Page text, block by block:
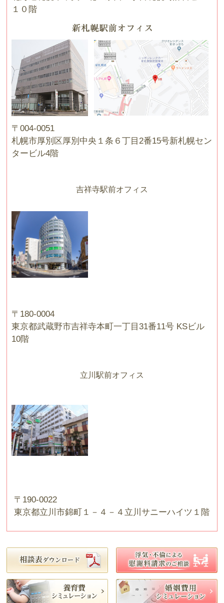
１０階
〒004-0051
札幌市厚別区厚別中央１条６丁目2番15号新札幌セン
タービル4階
吉祥寺駅前オフィス
〒180-0004
東京都武蔵野市吉祥寺本町一丁目31番11号 KSビル
10階
立川駅前オフィス
〒190-0022
東京都立川市錦町１－４－４立川サニーハイツ１階